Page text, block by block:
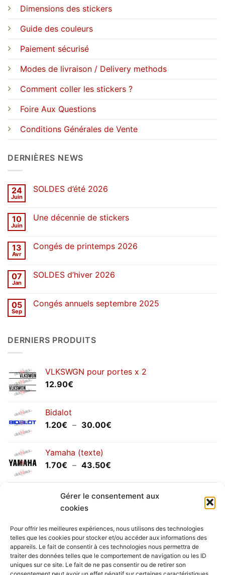
Gérer le consentement aux
cookies
Pour offrir les meilleures expériences, nous utilisons des technologies
telles que les cookies pour stocker et/ou accéder aux informations des
appareils. Le fait de consentir à ces technologies nous permettra de
traiter des données telles que le comportement de navigation ou les ID
uniques sur ce site. Le fait de ne pas consentir ou de retirer son
Dimensions des stickers
Guide des couleurs
Paiement sécurisé
Modes de livraison / Delivery methods
Comment coller les stickers ?
Foire Aux Questions
Conditions Générales de Vente
DERNIÈRES NEWS
24
Juin
SOLDES d’été 2026
SOLDES
10
Juin
Une décennie de stickers
Une
13
Avr
Congés de printemps 2026
Congés
07
Jan
SOLDES d’hiver 2026
SOLDES
05
Sep
Congés annuels septembre 2025
annuels
DERNIERS PRODUITS
VLKSWGN pour portes x 2
12.90€
Bidalot
1.20€ – 30.00€
Yamaha (texte)
1.70€ – 43.50€
prix :
1.70€
Yamaha (logo circulaire)
2.00€ – 25.90
prix :
2.00€
à
25.90€
Livraison vers la France exclusivement. Pour les pays
étrangers, prenezcontact avec nous.